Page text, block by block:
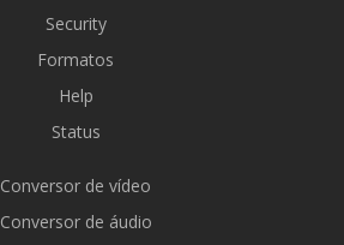
Security
Formatos
Help
Status
Conversor de vídeo
Conversor de áudio